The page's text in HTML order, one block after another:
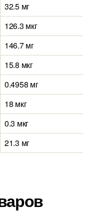
32.5 мг
126.3 мкг
146.7 мг
15.8 мкг
0.4958 мг
18 мкг
0.3 мкг
21.3 мг